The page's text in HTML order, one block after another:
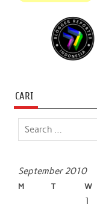
CARI
September 2010
M T W
1